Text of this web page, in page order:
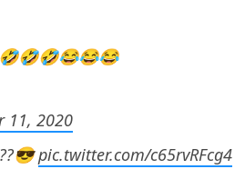
11, 2020
pic.twitter.com/c65rvRFcg4